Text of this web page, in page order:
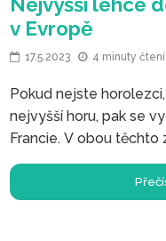
17.5.2023 4 minuty
Pokud nejste
nejvyšší horu, pak se
Francie. V obou
snadno dostat 2x výše